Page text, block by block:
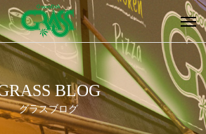
BLOG
グラスブログ